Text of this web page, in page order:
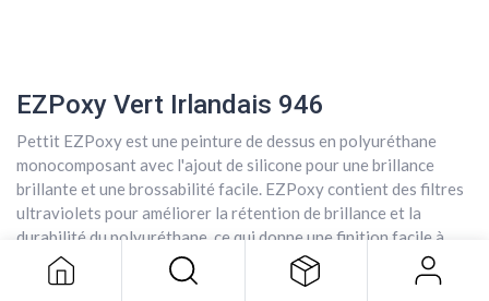
EZPoxy Vert Irlandais 946
Pettit EZPoxy est une peinture de dessus en polyuréthane
monocomposant avec l'ajout de silicone pour une brillance
brillante et une brossabilité facile. EZPoxy contient des filtres
ultraviolets pour améliorer la rétention de brillance et la
durabilité du polyuréthane, ce qui donne une finition facile à
appliquer qui produit une brillance semblable à celle d'un
gelcoat avec un minimum d'effort.
EZPoxy Vert Irlandais 946
105,50$